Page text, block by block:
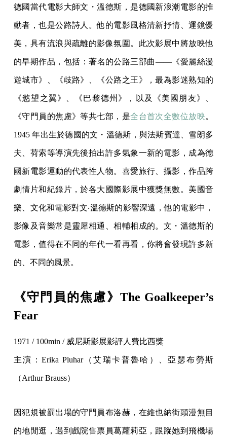
德國當代電影大師文・溫德斯，是德國新浪潮電影的推
動者，也是公路詩人。他的電影風格清新抒情、運鏡優
美，具有流浪與疏離的影像氛圍。此次影展中將放映他
的早期作品，包括：著名的公路三部曲——《愛麗絲漫
遊城市》、《歧路》、《公路之王》，最為影迷熟知的
《慾望之翼》、《巴黎德州》，以及《美國朋友》、
《守門員的焦慮》等共七部，是全台首次全數位放映。
1945 年出生於德國的文・溫德斯，與法斯賓達、雪朗多
夫、荷索等導演先後拍出許多氣象一新的電影，成為德
國新電影運動的代表性人物。喜愛旅行、攝影，作品跨
劇情片和紀錄片，於各大國際影展中獲獎無數。美國音
樂、文化和電影對文‧溫德斯的影響深遠，他的電影中，
影像及音樂常是靈犀相通、相輔相成的。文・溫德斯的
電影，值得在不同的年代一看再看，你將會發現許多新
的、不同的風景。
《守門員的焦慮》The Goalkeeper’s
Fear
1971 / 100min / 威尼斯影展影評人費比西獎
主演：Erika Pluhar（艾瑞卡普魯哈）、亞瑟布勞斯
（Arthur Brauss）
因犯規被罰出場的守門員布洛赫，在維也納街頭漫無目
的地閒逛，遇到戲院售票員葛蘿莉亞，跟蹤她到飛機場